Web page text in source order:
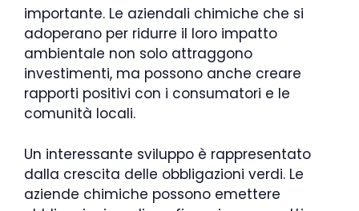
importante. Le aziendali chimiche che si
adoperano per ridurre il loro impatto
ambientale non solo attraggono
investimenti, ma possono anche creare
rapporti positivi con i consumatori e le
comunità locali.
Un interessante sviluppo è rappresentato
dalla crescita delle obbligazioni verdi. Le
aziende chimiche possono emettere